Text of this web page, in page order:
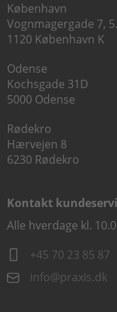
København
Vognmagergade 7,
1120 København K
Odense
Kochsgade 31D
5000 Odense
Rødekro
Hærvejen 8
6230 Rødekro
Kontakt
Alle hverdage kl.
+45 70 23 85 87
info@praxis.dk